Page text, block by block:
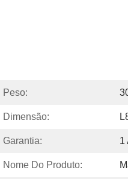
Peso:
Dimensão:
Garantia: 1
Nome Do Produto: